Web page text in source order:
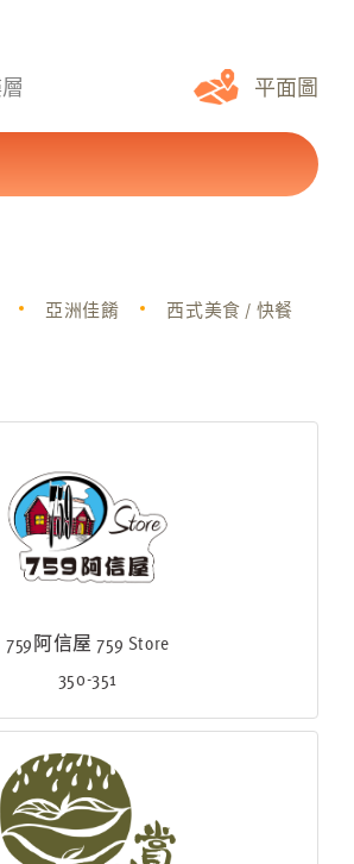
平面圖
亞洲佳餚
西式美食 / 快餐
759阿信屋 759 Store
350-351